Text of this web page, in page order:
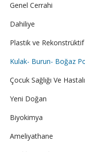
Genel Cerrahi
Dahiliye
Plastik ve
Kulak- Burun- Boğaz
Çocuk Sağlığı Ve
Yeni Doğan
Biyokimya
Ameliyathane